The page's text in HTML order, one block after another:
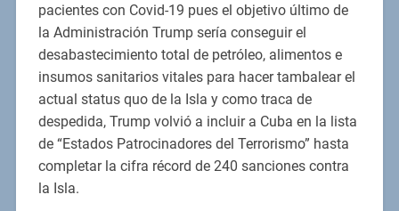
pacientes con Covid-19 pues el objetivo último de
la Administración Trump sería conseguir el
desabastecimiento total de petróleo, alimentos e
insumos sanitarios vitales para hacer tambalear el
actual status quo de la Isla y como traca de
despedida, Trump volvió a incluir a Cuba en la lista
de “Estados Patrocinadores del Terrorismo” hasta
completar la cifra récord de 240 sanciones contra
la Isla.